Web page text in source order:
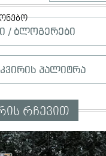
/ ბლოგერები
პალიტრა
რჩევით